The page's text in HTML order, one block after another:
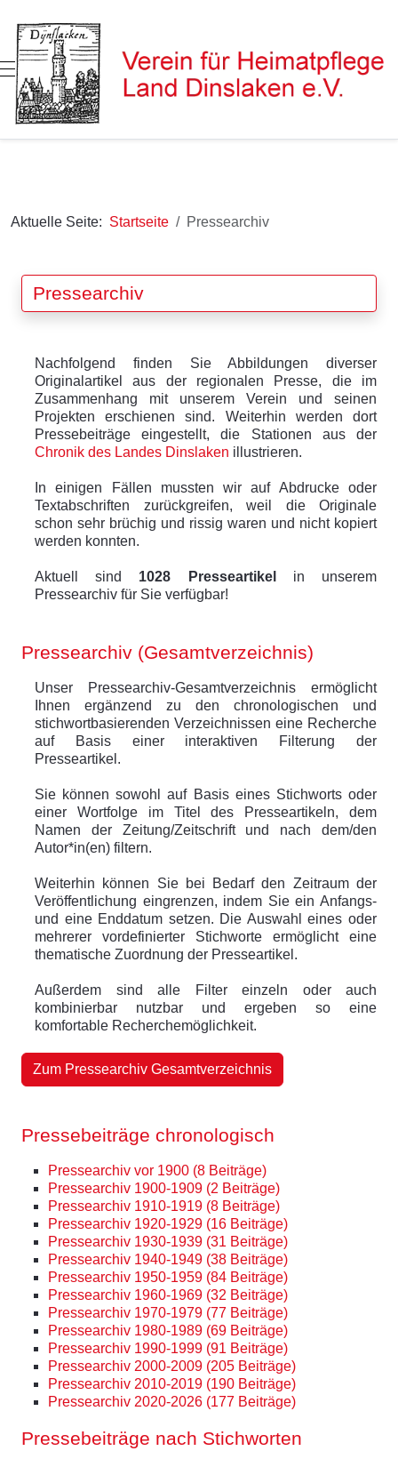
Mobile Menu Toggle
Aktuelle Seite: Startseite Pressearchiv
Pressearchiv
Nachfolgend finden Sie Abbildungen diverser
Originalartikel aus der regionalen Presse, die im
Zusammenhang mit unserem Verein und seinen
Projekten erschienen sind. Weiterhin werden dort
Pressebeiträge eingestellt, die Stationen aus der
Chronik des Landes Dinslaken illustrieren.
In einigen Fällen mussten wir auf Abdrucke oder
Textabschriften zurückgreifen, weil die Originale
schon sehr brüchig und rissig waren und nicht kopiert
werden konnten.
Aktuell sind 1028 Presseartikel
in unserem
Pressearchiv für Sie verfügbar!
Pressearchiv (Gesamtverzeichnis)
Unser Pressearchiv-Gesamtverzeichnis ermöglicht
Ihnen ergänzend zu den chronologischen und
stichwortbasierenden Verzeichnissen eine Recherche
auf Basis einer interaktiven Filterung der
Presseartikel.
Sie können sowohl auf Basis eines Stichworts oder
einer Wortfolge im Titel des Presseartikeln, dem
Namen der Zeitung/Zeitschrift und nach dem/den
Autor*in(en) filtern.
Weiterhin können Sie bei Bedarf den Zeitraum der
Veröffentlichung eingrenzen, indem Sie ein Anfangs-
und eine Enddatum setzen. Die Auswahl eines oder
mehrerer vordefinierter Stichworte ermöglicht eine
thematische Zuordnung der Presseartikel.
Außerdem sind alle Filter einzeln oder auch
kombinierbar nutzbar und ergeben so eine
komfortable Recherchemöglichkeit.
Zum Pressearchiv Gesamtverzeichnis
Pressebeiträge chronologisch
Pressearchiv vor 1900 (8 Beiträge)
Pressearchiv 1900-1909 (2 Beiträge)
Pressearchiv 1910-1919 (8 Beiträge)
Pressearchiv 1920-1929 (16 Beiträge)
Pressearchiv 1930-1939 (31 Beiträge)
Pressearchiv 1940-1949 (38 Beiträge)
Pressearchiv 1950-1959 (84 Beiträge)
Pressearchiv 1960-1969 (32 Beiträge)
Pressearchiv 1970-1979 (77 Beiträge)
Pressearchiv 1980-1989 (69 Beiträge)
Pressearchiv 1990-1999 (91 Beiträge)
Pressearchiv 2000-2009 (205 Beiträge)
Pressearchiv 2010-2019 (190 Beiträge)
Pressearchiv 2020-2026 (177 Beiträge)
Pressebeiträge nach Stichworten